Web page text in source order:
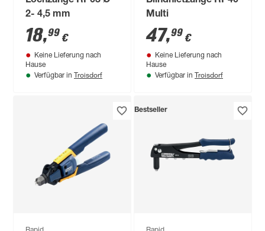
2- 4,5 mm
18,99 €
Keine Lieferung nach
Hause
Verfügbar in Troisdorf
Multi
47,99 €
Keine Lieferung nach
Hause
Verfügbar in Troisdorf
Bestseller